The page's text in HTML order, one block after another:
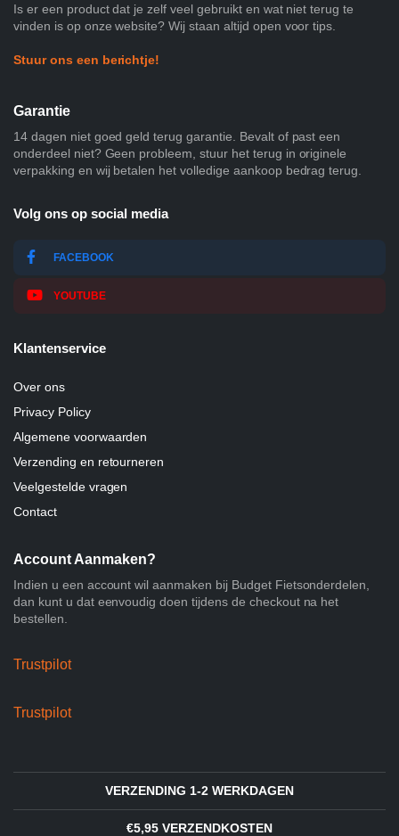
Is er een product dat je zelf veel gebruikt en wat niet terug te
vinden is op onze website? Wij staan altijd open voor tips.
Stuur ons een berichtje!
Garantie
14 dagen niet goed geld terug garantie. Bevalt of past een
onderdeel niet? Geen probleem, stuur het terug in originele
verpakking en wij betalen het volledige aankoop bedrag terug.
Volg ons op social media
FACEBOOK
YOUTUBE
Klantenservice
Over ons
Privacy Policy
Algemene voorwaarden
Verzending en retourneren
Veelgestelde vragen
Contact
Account Aanmaken?
Indien u een account wil aanmaken bij Budget Fietsonderdelen,
dan kunt u dat eenvoudig doen tijdens de checkout na het
bestellen.
Trustpilot
Trustpilot
VERZENDING 1-2 WERKDAGEN
€5,95 VERZENDKOSTEN